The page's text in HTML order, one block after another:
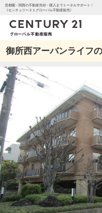
首都圏・関西の不動産売却・購入までトータルサポート！
《センチュリー２１グローバル不動産販売》
御所西アーバンライフ